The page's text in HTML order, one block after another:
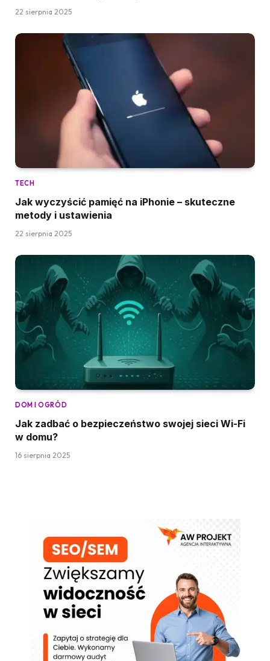
22 sierpnia 2025
TECH
Jak wyczyścić pamięć na iPhonie – skuteczne
metody i ustawienia
22 sierpnia 2025
DOM I OGRÓD
Jak zadbać o bezpieczeństwo swojej sieci Wi-Fi
w domu?
16 sierpnia 2025